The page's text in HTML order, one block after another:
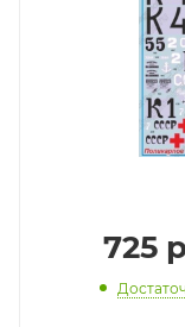
725